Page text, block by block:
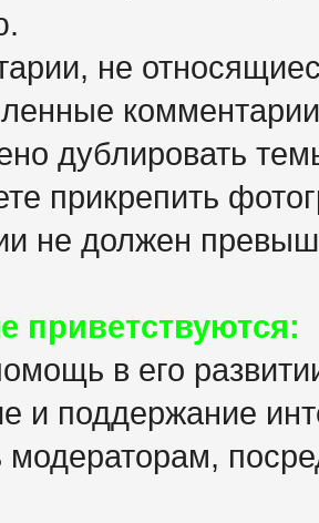
не
дублировать
прикрепить
не должен
приветствуются:
в его
и поддержание